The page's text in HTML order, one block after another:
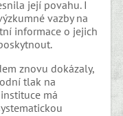
její povahu. I
vazby na
informace o jejich
znovu dokázaly,
tlak na
má